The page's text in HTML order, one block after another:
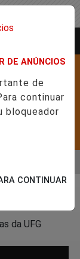
DE ANÚNCIOS
de
continuar
bloqueador
CONTINUAR